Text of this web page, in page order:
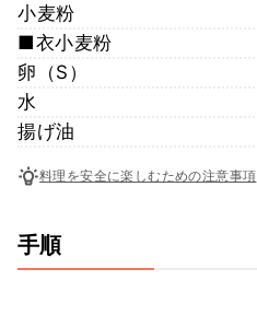
小麦粉
■衣小麦粉
卵（S）
水
揚げ油
料理を安全に楽しむための注意事項
手順